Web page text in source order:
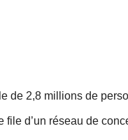
de 2,8 millions de
file d’un réseau de